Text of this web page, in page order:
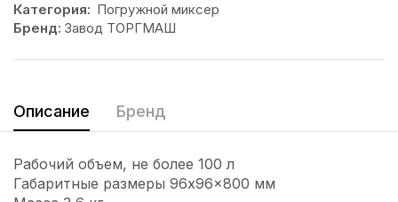
Категория: Погружной миксер
Бренд: Завод ТОРГМАШ
Описание Бренд
Рабочий объем, не более 100 л
Габаритные размеры 96x96x800 мм